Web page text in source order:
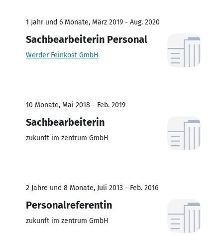
1 Jahr und 6 Monate, März 2019 - Aug. 2020
Sachbearbeiterin Personal
Werder Feinkost GmbH
10 Monate, Mai 2018 - Feb. 2019
Sachbearbeiterin
zukunft im zentrum GmbH
2 Jahre und 8 Monate, Juli 2013 - Feb. 2016
Personalreferentin
zukunft im zentrum GmbH